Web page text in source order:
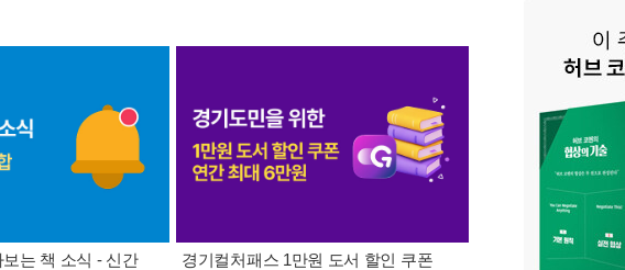
는 책 소식 - 신간
경기컬처패스 1만원 도서 할인 쿠폰 삼성카드가 쏜다! 알